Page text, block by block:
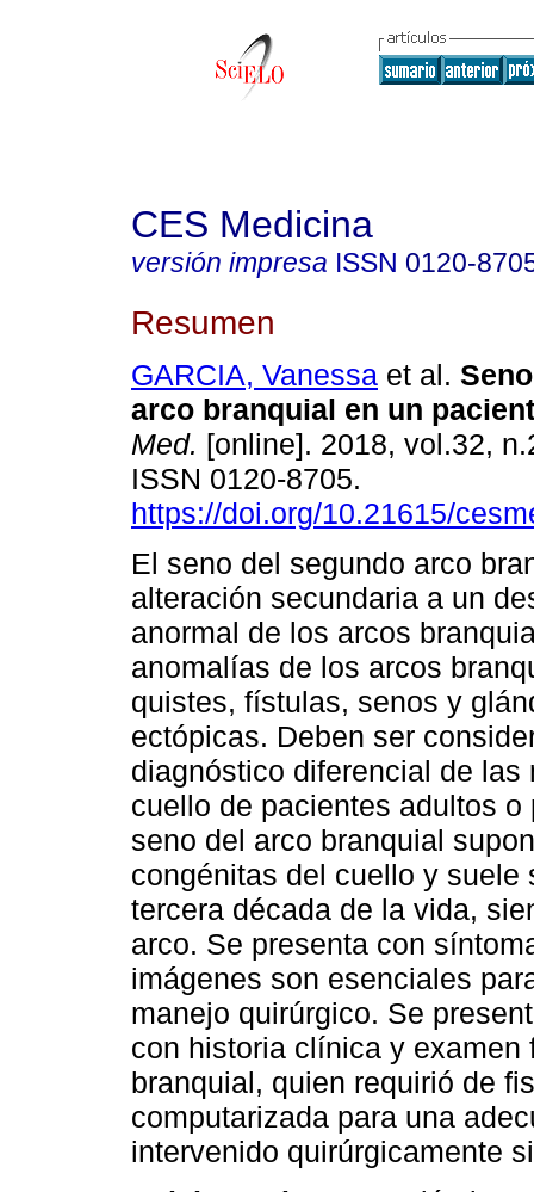
CES Medicina
versión impresa ISSN 0120-
Resumen
GARCIA, Vanessa et al.
arco branquial en un
Med. [online]. 2018, vol.32,
ISSN 0120-8705.
https://doi.org/10.21615/
El seno del segundo arco
alteración secundaria a un
anormal de los arcos
anomalías de los arcos
quistes, fístulas, senos y
ectópicas. Deben ser
diagnóstico diferencial de las
cuello de pacientes adultos o
seno del arco branquial
congénitas del cuello y
tercera década de la vida,
arco. Se presenta con
imágenes son esenciales
manejo quirúrgico. Se
con historia clínica y
branquial, quien requirió de
computarizada para una
intervenido quirúrgicamente